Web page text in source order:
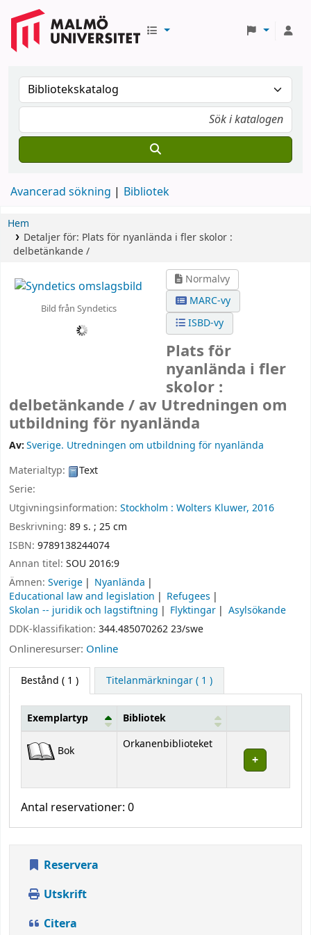
Avancerad sökning Bibliotek
Hem
Detaljer för: Plats för nyanlända i fler skolor :
delbetänkande /
Bild från Syndetics
Normalvy
MARC-vy
ISBD-vy
Plats för
nyanlända i fler
skolor :
delbetänkande / av Utredningen om
utbildning för nyanlända
Av:Sverige. Utredningen om utbildning för nyanlända
Materialtyp:
Text
Serie:
Utgivningsinformation: Stockholm : Wolters Kluwer, 2016
Beskrivning: 89 s. ; 25 cm
ISBN: 9789138244074
Annan titel: SOU 2016:9
Ämnen: Sverige
Nyanlända
Educational law and legislation
Refugees
Skolan -- juridik och lagstiftning
Flyktingar
Asylsökande
DDK-klassifikation: 344.485070262 23/swe
Onlineresurser: Online
Bestånd ( 1 ) Titelanmärkningar ( 1 )
Bestånd
Exemplartyp Bibliotek
Bok Orkanenbiblioteket
Antal reservationer: 0
Reservera
Utskrift
Citera